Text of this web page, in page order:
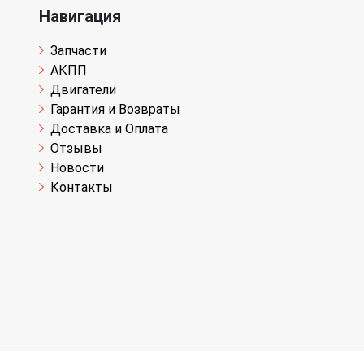
Навигация
Запчасти
АКПП
Двигатели
Гарантия и Возвраты
Доставка и Оплата
Отзывы
Новости
Контакты